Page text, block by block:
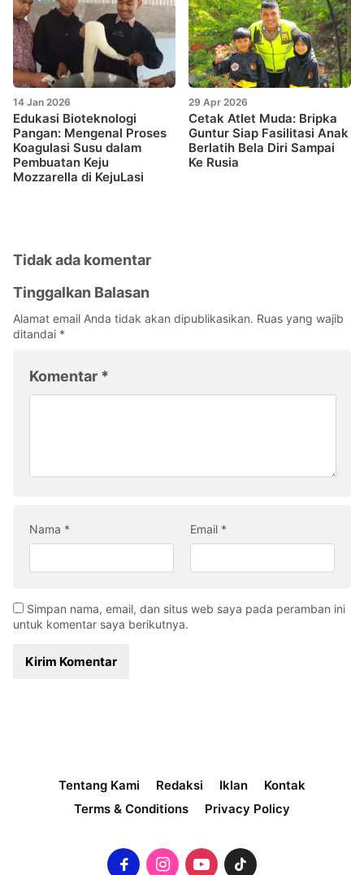
14 Jan 2026
Edukasi Bioteknologi
Pangan: Mengenal Proses
Koagulasi Susu dalam
Pembuatan Keju
Mozzarella di KejuLasi
29 Apr 2026
Cetak Atlet Muda: Bripka
Guntur Siap Fasilitasi Anak
Berlatih Bela Diri Sampai
Ke Rusia
Tidak ada komentar
Tinggalkan Balasan
Alamat email Anda tidak akan dipublikasikan. Ruas yang wajib
ditandai *
Komentar *
Nama * Email *
Simpan nama, email, dan situs web saya pada peramban ini
untuk komentar saya berikutnya.
Tentang Kami Redaksi Iklan
Kontak
Terms & Conditions
Privacy Policy